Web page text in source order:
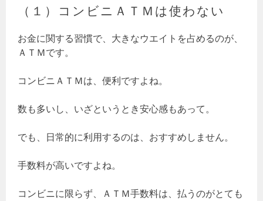
（１）コンビニＡＴＭは使わない
お金に関する習慣で、大きなウエイトを占めるのが、
ＡＴＭです。
コンビニＡＴＭは、便利ですよね。
数も多いし、いざというとき安心感もあって。
でも、日常的に利用するのは、おすすめしません。
手数料が高いですよね。
コンビニに限らず、ＡＴＭ手数料は、払うのがとても